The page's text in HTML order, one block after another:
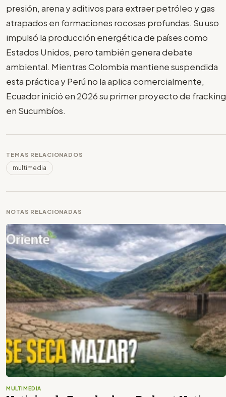
presión, arena y aditivos para extraer petróleo y gas
atrapados en formaciones rocosas profundas. Su uso
impulsó la producción energética de países como
Estados Unidos, pero también genera debate
ambiental. Mientras Colombia mantiene suspendida
esta práctica y Perú no la aplica comercialmente,
Ecuador inició en 2026 su primer proyecto de fracking
en Sucumbíos.
TEMAS RELACIONADOS
multimedia
NOTAS RELACIONADAS
MULTIMEDIA